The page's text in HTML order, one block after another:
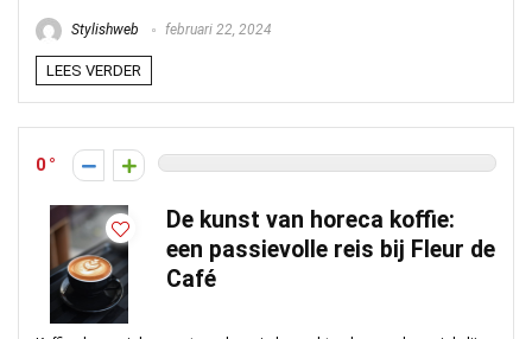
Stylishweb februari 22, 2024
LEES VERDER
0
De kunst van horeca koffie:
een passievolle reis bij Fleur de
Café